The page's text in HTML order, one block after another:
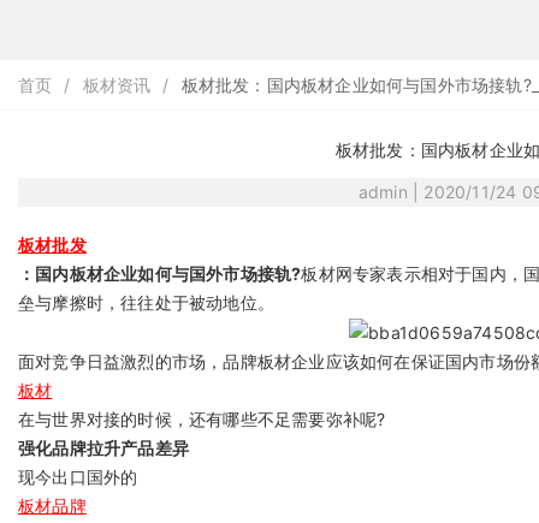
首页 / 板材资讯 / 板材批发：国内板材企业如何与国外市场接轨
板材批发：国内板材企业
admin | 2020/11/24
板材批发
：国内板材企业如何与国外市场接轨?板材网专家表示相对于国内，
垒与摩擦时，往往处于被动地位。
面对竞争日益激烈的市场，品牌板材企业应该如何在保证国内市场
板材
在与世界对接的时候，还有哪些不足需要弥补呢?
强化品牌拉升产品差异
现今出口国外的
板材品牌